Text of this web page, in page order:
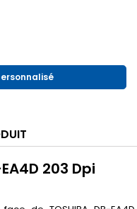
203 Dpi